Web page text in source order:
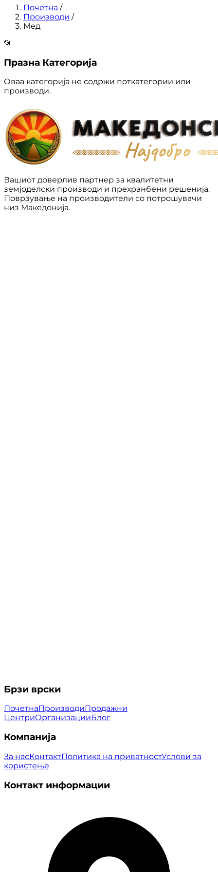
Почетна /
Производи /
Мед
📂
Празна Категорија
Оваа категорија не содржи поткатегории или
производи.
Вашиот доверлив партнер за квалитетни
земјоделски производи и прехранбени решенија.
Поврзување на производители со потрошувачи
низ Македонија.
Брзи врски
ПочетнаПроизводиПродажни
ЦентриОрганизацииБлог
Компанија
За насКонтактПолитика на приватностУслови за
користење
Контакт информации